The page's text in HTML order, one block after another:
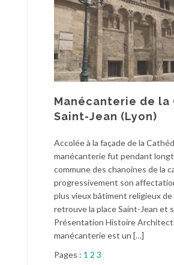
Manécanterie de la
Saint-Jean (Lyon)
Accolée à la façade de la
manécanterie fut pendant
commune des chanoines de la
progressivement son
plus vieux bâtiment religieux de
retrouve la place Saint-Jean et
Présentation Histoire
manécanterie est un […]
Pages : 1 2 3